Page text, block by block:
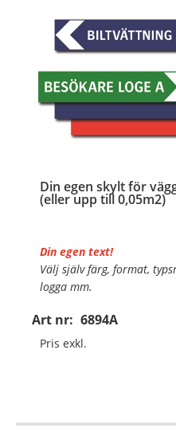
Din egen skylt för
(eller upp till 0,05m2)
Art nr: 6894A
Din egen text!
Välj själv färg, format,
logga mm.
Material:Plan aluminium,
Mått:500x100mm (eller
Pris exkl.